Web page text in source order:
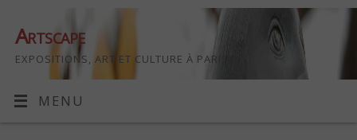
Artscape
EXPOSITIONS, ART ET CULTURE À PARIS
MENU